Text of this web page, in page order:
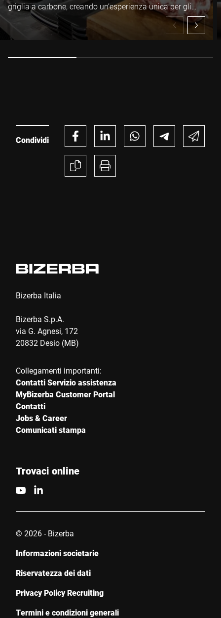
griglia a carbone, creando un’esperienza unica per gli
Condividi
Bizerba Italia
Bizerba S.p.A.
via G. Agnesi, 172
20832 Desio (MB)
Collegamenti importanti:
Contatti Servizio assistenza
MyBizerba Customer Portal
Contatti
Jobs & Career
Comunicati stampa
Trovaci online
© 2026 - Bizerba
Informazioni societarie
Riservatezza dei dati
Privacy Policy Recruiting
Termini e condizioni generali